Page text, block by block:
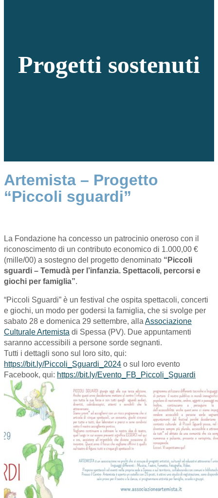
Progetti sostenuti
Artemista – Progetto
“Piccoli sguardi”
La Fondazione ha concesso un patrocinio oneroso con il
riconoscimento di un contributo economico di 1.000,00 €
(mille/00) a sostegno del progetto denominato “ Piccoli
sguardi – Temudà per l’infanzia. Spettacoli, percorsi e
giochi per famiglia”.
“Piccoli Sguardi” è un festival che ospita spettacoli, concerti
e giochi, un modo per godersi la famiglia, che si svolge per
sabato 28 e domenica 29 settembre, allaAssociazione
Culturale Artemista di Spessa (PV). Due appuntamenti
saranno accessibili a persone sorde segnanti.
Tutti i dettagli sono sul loro sito, qui:
https://bit.ly/Piccoli_Sguardi_2024 o sul loro evento
Facebook, qui: https://bit.ly/Evento_FB_Piccoli_Sguardi